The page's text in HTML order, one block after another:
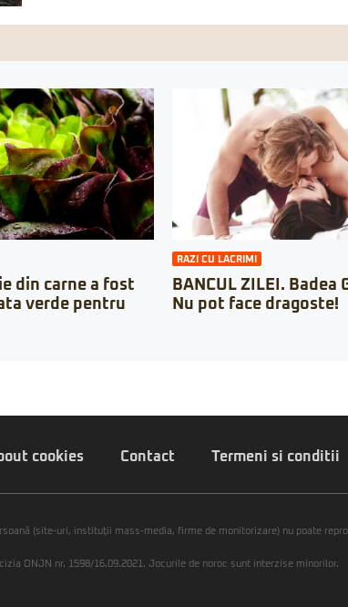
din carne a fost
verde pentru
RAZI CU LACRIMI
BANCUL ZILEI. Badea
Nu pot face dragoste!
cookies Contact Termeni si conditii
(site-uri, instituţii mass-media, firme de monitorizare) nu poate
ONJN nr. 1598/16.09.2021. Jocurile de noroc sunt interzise minorilor.